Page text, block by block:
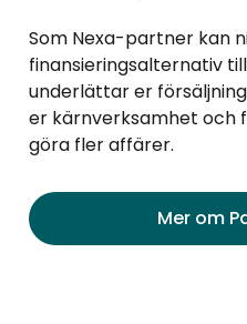
Som Nexa-partner kan
finansieringsalternativ
underlättar er
er kärnverksamhet och
göra fler affärer.
Mer om